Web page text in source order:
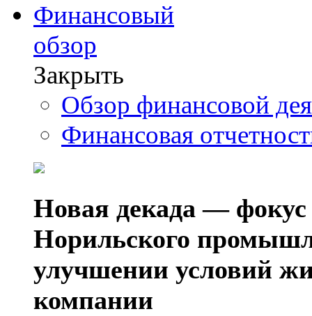
Финансовый
обзор
Закрыть
Обзор финансовой
Финансовая
Новая декада — фокус
Норильского
улучшении условий
компании